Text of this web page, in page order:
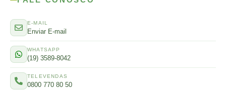
E-MAIL
Enviar E-mail
WHATSAPP
(19) 3589-8042
TELEVENDAS
0800 770 80 50